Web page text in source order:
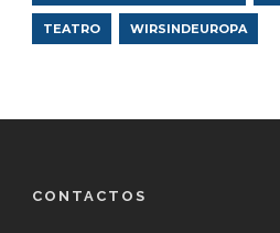
TEATRO WIRSINDEUROPA
CONTACTOS